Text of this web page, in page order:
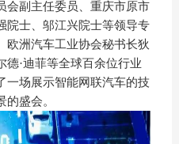
会副主任委员、重庆市原市
院士、邬江兴院士等领导专
欧洲汽车工业协会秘书长狄
德·迪菲等全球百余位行业
一场展示智能网联汽车的技
盛会。